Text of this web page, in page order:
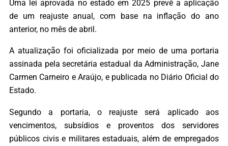
Uma lei aprovada no estado em 2025 prevê a aplicação
de um reajuste anual, com base na inflação do ano
anterior, no mês de abril.
A atualização foi oficializada por meio de uma portaria
assinada pela secretária estadual da Administração, Jane
Carmen Carneiro e Araújo, e publicada no Diário Oficial do
Estado.
Segundo a portaria, o reajuste será aplicado aos
vencimentos, subsídios e proventos dos servidores
públicos civis e militares estaduais, além de empregados